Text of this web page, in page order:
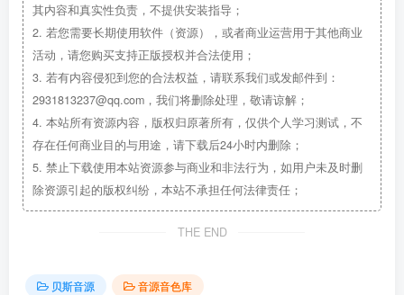
其内容和真实性负责，不提供安装指导；
2. 若您需要长期使用软件（资源），或者商业运营用于其他商业
活动，请您购买支持正版授权并合法使用；
3. 若有内容侵犯到您的合法权益，请联系我们或发邮件到：
2931813237@qq.com，我们将删除处理，敬请谅解；
4. 本站所有资源内容，版权归原著所有，仅供个人学习测试，不
存在任何商业目的与用途，请下载后24小时内删除；
5. 禁止下载使用本站资源参与商业和非法行为，如用户未及时删
除资源引起的版权纠纷，本站不承担任何法律责任；
THE END
贝斯音源 音源音色库